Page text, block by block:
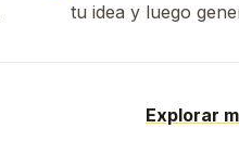
tu idea y luego
Explorar